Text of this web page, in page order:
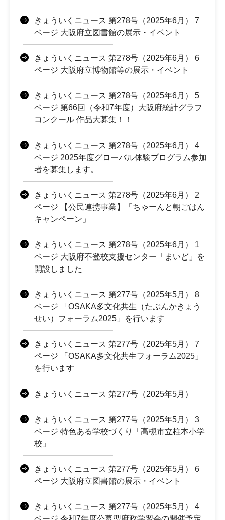
きょういくニュース 第278号（2025年6月） 7
ページ 大阪府立図書館の展示・イベント
きょういくニュース 第278号（2025年6月） 6
ページ 大阪府立博物館等の展示・イベント
きょういくニュース 第278号（2025年6月） 5
ページ 第66回（令和7年度）大阪府統計グラフ
コンクール 作品大募集！！
きょういくニュース 第278号（2025年6月） 4
ページ 2025年度グローバル体験プログラム参加
者を募集します。
きょういくニュース 第278号（2025年6月） 2
ページ 【公民連携事業】「ちゃーんと朝ごはん
キャンペーン」
きょういくニュース 第278号（2025年6月） 1
ページ 大阪府不登校支援センター「まいど」を
開設しました
きょういくニュース 第277号（2025年5月） 8
ページ 「OSAKA多文化共生（たぶんかきょう
せい）フォーラム2025」を行います
きょういくニュース 第277号（2025年5月） 7
ページ 「OSAKA多文化共生フォーラム2025」
を行います
きょういくニュース 第277号（2025年5月）
きょういくニュース 第277号（2025年5月） 3
ページ 特色ある学校づくり「高槻市立柱本小学
校」
きょういくニュース 第277号（2025年5月） 6
ページ 大阪府立図書館の展示・イベント
きょういくニュース 第277号（2025年5月） 4